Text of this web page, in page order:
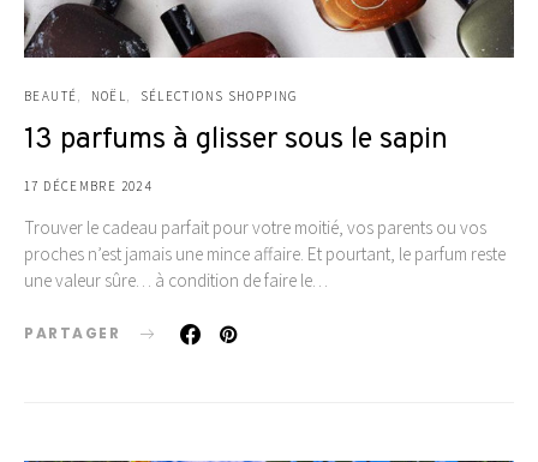
BEAUTÉ NOËL SÉLECTIONS SHOPPING
13 parfums à glisser sous le sapin
17 DÉCEMBRE 2024
Trouver le cadeau parfait pour votre moitié, vos parents ou vos
proches n’est jamais une mince affaire. Et pourtant, le parfum reste
une valeur sûre… à condition de faire le…
PARTAGER